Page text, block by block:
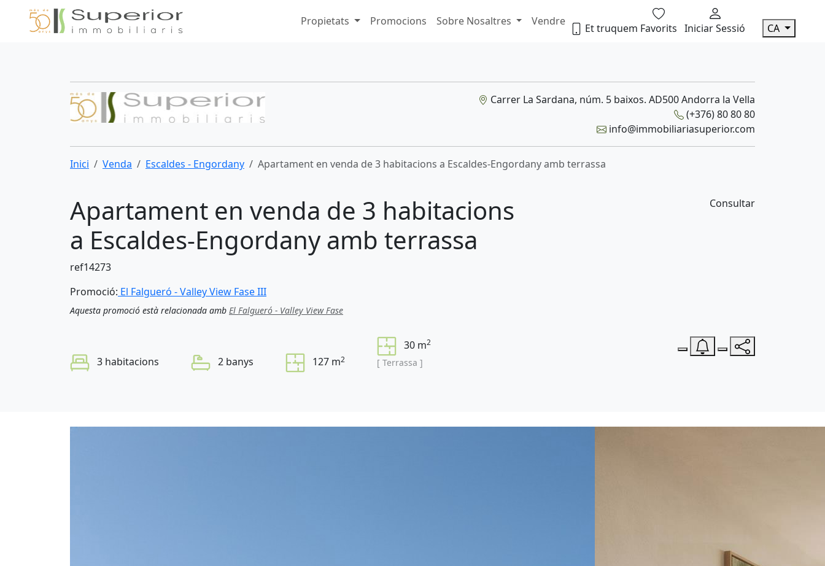
Propietats Promocions Sobre Nosaltres Vendre
Et truquem Favorits Iniciar Sessió CA
Carrer La Sardana, núm. 5 baixos. AD500 Andorra la Vella
(+376) 80 80 80
info@immobiliariasuperior.com
Inici Venda Escaldes - Engordany Apartament en venda de 3 habitacions a Escaldes-Engordany amb terrassa
Apartament en venda de 3 habitacions
a Escaldes-Engordany amb terrassa
ref14273
Consultar
Promoció: El Falgueró - Valley View Fase III
Aquesta promoció està relacionada amb El Falgueró - Valley View Fase
3 habitacions 2 banys 127 m2
30 m2
[ Terrassa ]